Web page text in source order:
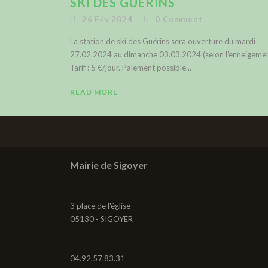
26 Fév 2024 0 Comment
La station de ski des Guérins sera ouverture du mardi
27.02.2024 au dimanche 03.03.2024 (selon
Tarif : 5 €/jour. Paiement possible...
READ MORE
Mairie de Sigoyer
3 place de l'église
05130 - SIGOYER
04.92.57.83.31